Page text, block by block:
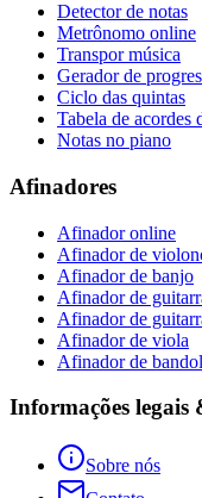
Detector de notas
Metrônomo online
Transpor música
Gerador de
Ciclo das quintas
Tabela de acordes
Notas no piano
Afinadores
Afinador online
Afinador de
Afinador de banjo
Afinador de
Afinador de
Afinador de viola
Afinador de
Informações legais
Sobre nós